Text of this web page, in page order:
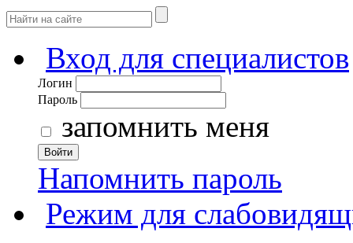
Вход для специалистов
Логин
Пароль
запомнить меня
Войти
Напомнить пароль
Режим для